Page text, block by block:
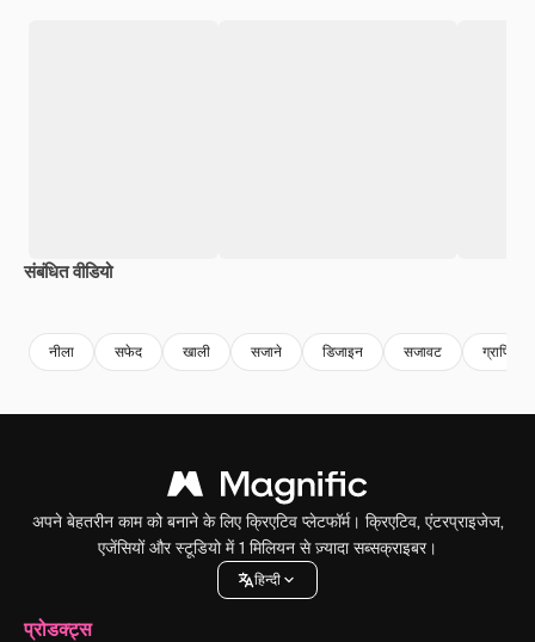
संबंधित वीडियो
नीला सफेद खाली सजाने डिजाइन सजावट ग्राफिक
अपने बेहतरीन काम को बनाने के लिए क्रिएटिव प्लेटफॉर्म। क्रिएटिव, एंटरप्राइजेज,
एजेंसियों और स्टूडियो में 1 मिलियन से ज़्यादा सब्सक्राइबर।
हिन्दी
प्रोडक्ट्स